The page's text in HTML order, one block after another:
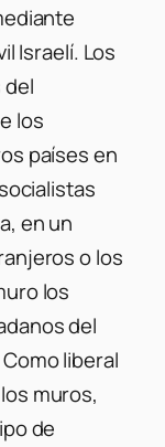
Israelí. Los
los
países en
en un
o los
los
del
liberal
muros,
de